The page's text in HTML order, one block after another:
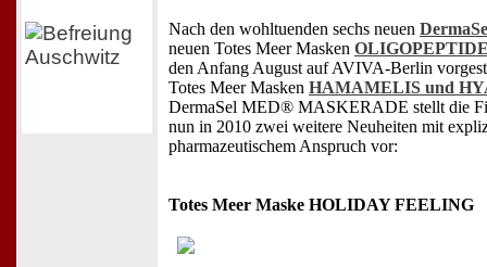
Nach den wohltuenden sechs neuen
neuen Totes Meer Masken
den Anfang August auf AVIVA-Berlin
Totes Meer Masken HAMAMELIS und
DermaSel MED® MASKERADE stellt die
nun in 2010 zwei weitere Neuheiten mit
pharmazeutischem Anspruch vor:
Totes Meer Maske HOLIDAY FEELING